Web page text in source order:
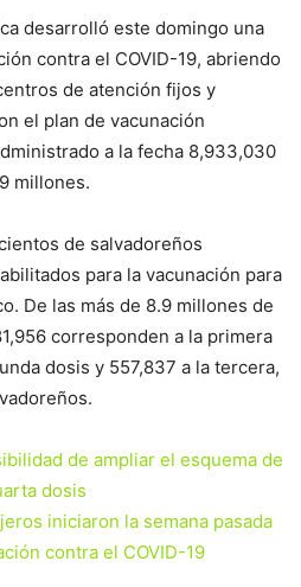
desarrolló este domingo una
contra el COVID-19, abriendo
de atención fijos y
el plan de vacunación
a la fecha 8,933,030
millones.
de salvadoreños
para la vacunación para
De las más de 8.9 millones de
corresponden a la primera
dosis y 557,837 a la tercera,
de ampliar el esquema de
dosis
iniciaron la semana pasada
contra el COVID-19